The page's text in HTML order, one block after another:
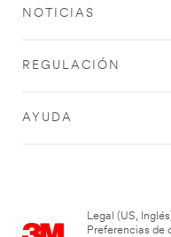
NOTICIAS
REGULACIÓN
AYUDA
Legal (US,
Preferencias de